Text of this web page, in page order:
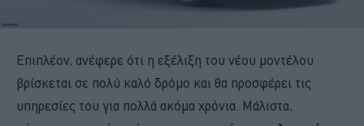
Επιπλέον, ανέφερε ότι η εξέλιξη του νέου μοντέλου
βρίσκεται σε πολύ καλό δρόμο και θα προσφέρει τις
υπηρεσίες του για πολλά ακόμα χρόνια. Μάλιστα,